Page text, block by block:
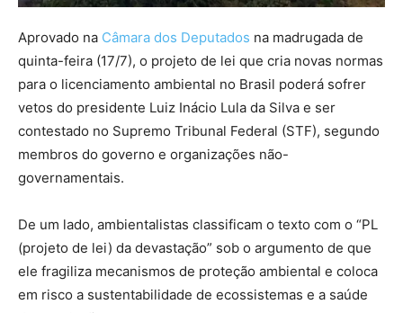
Aprovado na Câmara dos Deputados na madrugada de
quinta-feira (17/7), o projeto de lei que cria novas normas
para o licenciamento ambiental no Brasil poderá sofrer
vetos do presidente Luiz Inácio Lula da Silva e ser
contestado no Supremo Tribunal Federal (STF), segundo
membros do governo e organizações não-
governamentais.
De um lado, ambientalistas classificam o texto com o “PL
(projeto de lei) da devastação” sob o argumento de que
ele fragiliza mecanismos de proteção ambiental e coloca
em risco a sustentabilidade de ecossistemas e a saúde